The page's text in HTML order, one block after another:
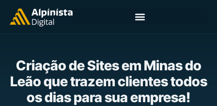
Criação de Sites em Minas do
Leão que trazem clientes todos
os dias para sua empresa!